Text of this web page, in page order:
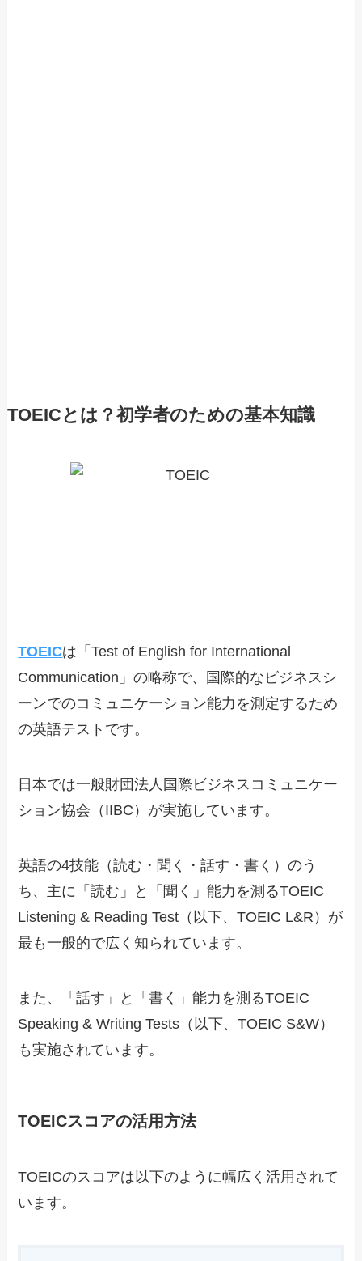
TOEICとは？初学者のための基本知識
TOEICは「Test of English for International
Communication」の略称で、国際的なビジネスシ
ーンでのコミュニケーション能力を測定するため
の英語テストです。
日本では一般財団法人国際ビジネスコミュニケー
ション協会（IIBC）が実施しています。
英語の4技能（読む・聞く・話す・書く）のう
ち、主に「読む」と「聞く」能力を測るTOEIC
Listening & Reading Test（以下、TOEIC L&R）が
最も一般的で広く知られています。
また、「話す」と「書く」能力を測るTOEIC
Speaking & Writing Tests（以下、TOEIC S&W）
も実施されています。
TOEICスコアの活用方法
TOEICのスコアは以下のように幅広く活用されて
います。